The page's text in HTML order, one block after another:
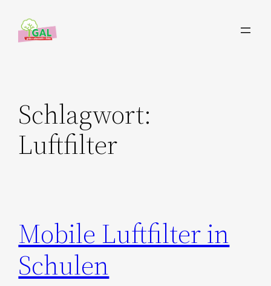
Inhalt
springen
Schlagwort:
Luftfilter
Mobile Luftfilter in
Schulen